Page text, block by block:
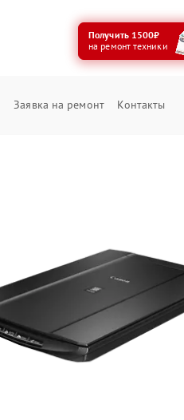
Получить 1500₽
на ремонт техники
Заявка на ремонт Контакты